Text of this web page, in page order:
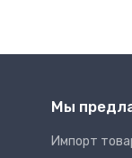
Мы
Импорт